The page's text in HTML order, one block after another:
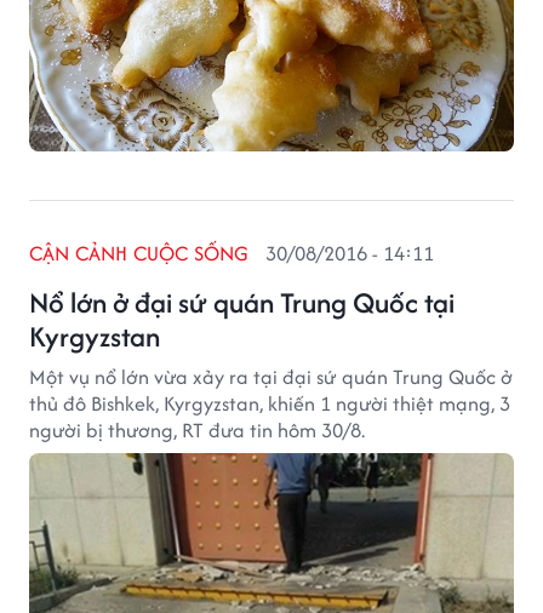
Nổ lớn ở đại sứ quán Trung Quốc tại
Kyrgyzstan
CẬN CẢNH CUỘC SỐNG 30/08/2016 - 14:11
Một vụ nổ lớn vừa xảy ra tại đại sứ quán Trung Quốc ở
thủ đô Bishkek, Kyrgyzstan, khiến 1 người thiệt mạng, 3
người bị thương, RT đưa tin hôm 30/8.